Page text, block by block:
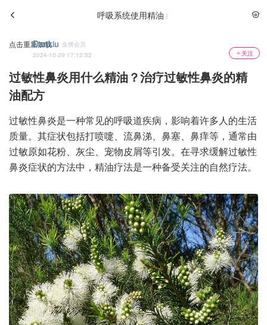
呼吸系统使用精油
点击重新加载
Dankiu 金牌会员
2024-10-29 17:12:52
关注
过敏性鼻炎用什么精油？治疗过敏性鼻炎的精
油配方
过敏性鼻炎是一种常见的呼吸道疾病，影响着许多人的生活
质量。其症状包括打喷嚏、流鼻涕、鼻塞、鼻痒等，通常由
过敏原如花粉、灰尘、宠物皮屑等引发。在寻求缓解过敏性
鼻炎症状的方法中，精油疗法是一种备受关注的自然疗法。